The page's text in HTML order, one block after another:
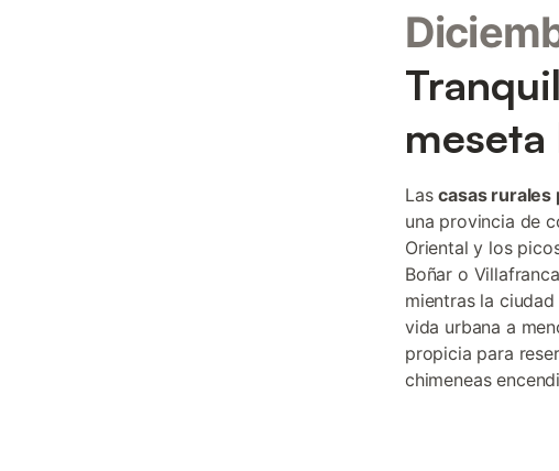
meseta
Lascasas rurales
una provincia de
Oriental y los
Boñar o
mientras la
vida urbana a
propicia para
chimeneas